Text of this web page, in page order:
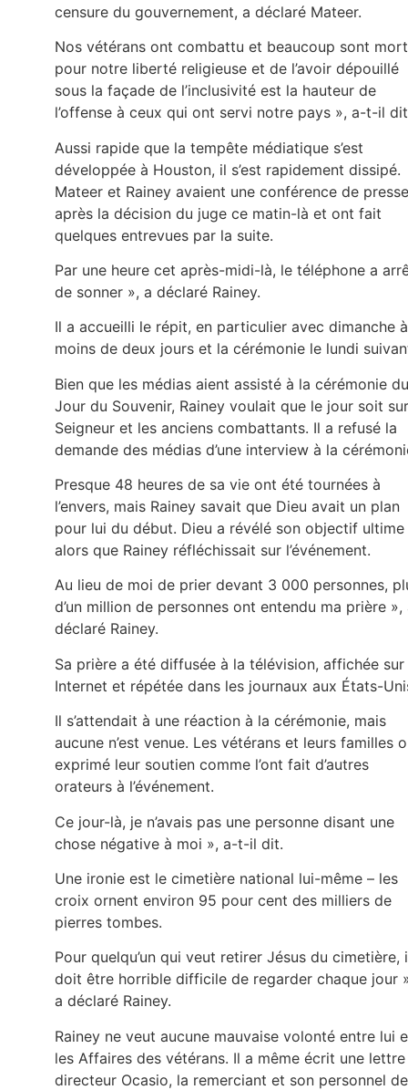
censure du gouvernement, a déclaré Mateer.
Nos vétérans ont combattu et beaucoup sont
pour notre liberté religieuse et de l’avoir dépouillé
sous la façade de l’inclusivité est la hauteur de
l’offense à ceux qui ont servi notre pays », a-t-il
Aussi rapide que la tempête médiatique s’est
développée à Houston, il s’est rapidement dissipé.
Mateer et Rainey avaient une conférence de presse
après la décision du juge ce matin-là et ont fait
quelques entrevues par la suite.
Par une heure cet après-midi-là, le téléphone a
de sonner », a déclaré Rainey.
Il a accueilli le répit, en particulier avec dimanche à
moins de deux jours et la cérémonie le lundi
Bien que les médias aient assisté à la cérémonie du
Jour du Souvenir, Rainey voulait que le jour soit
Seigneur et les anciens combattants. Il a refusé la
demande des médias d’une interview à la
Presque 48 heures de sa vie ont été tournées à
l’envers, mais Rainey savait que Dieu avait un plan
pour lui du début. Dieu a révélé son objectif ultime
alors que Rainey réfléchissait sur l’événement.
Au lieu de moi de prier devant 3 000 personnes,
d’un million de personnes ont entendu ma prière »,
déclaré Rainey.
Sa prière a été diffusée à la télévision, affichée sur
Internet et répétée dans les journaux aux États-
Il s’attendait à une réaction à la cérémonie, mais
aucune n’est venue. Les vétérans et leurs familles
exprimé leur soutien comme l’ont fait d’autres
orateurs à l’événement.
Ce jour-là, je n’avais pas une personne disant une
chose négative à moi », a-t-il dit.
Une ironie est le cimetière national lui-même – les
croix ornent environ 95 pour cent des milliers de
pierres tombes.
Pour quelqu’un qui veut retirer Jésus du cimetière,
doit être horrible difficile de regarder chaque jour
a déclaré Rainey.
Rainey ne veut aucune mauvaise volonté entre lui
les Affaires des vétérans. Il a même écrit une lettre
directeur Ocasio, la remerciant et son personnel